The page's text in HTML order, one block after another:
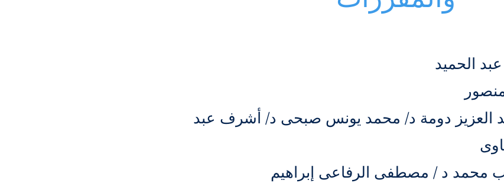
الحميد
العزيز دومة د/ محمد يونس صبحى د/ أشرف عبد
محمد د / مصطفى الرفاعى إبراهيم